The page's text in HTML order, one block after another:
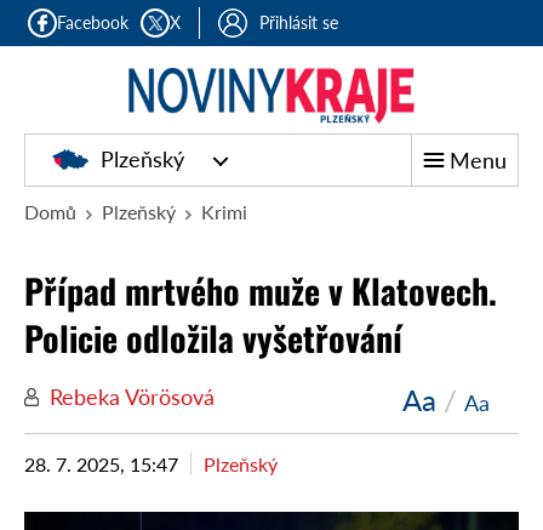
Facebook X Přihlásit se
Plzeňský Menu
Domů Plzeňský Krimi
Případ mrtvého muže v Klatovech.
Policie odložila vyšetřování
Rebeka Vörösová Aa / Aa
28. 7. 2025, 15:47 Plzeňský